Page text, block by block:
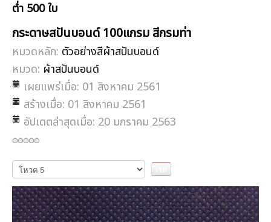
ต่ำ 500 ใบ
กระดาษสปันบอนด์ 100แกรม สีกรมท่า
หมวดหลัก: ตัวอย่างสีผ้าสปันบอนด์
หมวด: ผ้าสปันบอนด์
เผยแพร่เมื่อ: 01 สิงหาคม 2561
สร้างเมื่อ: 01 สิงหาคม 2561
อัปเดตล่าสุดเมื่อ: 20 มกราคม 2563
กรุณา
ให้
คะแนน